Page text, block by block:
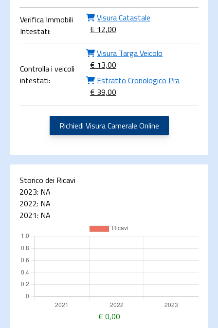
Verifica Immobili
Intestati:
Visura Catastale
€ 12,00
Controlla i veicoli
intestati:
Visura Targa Veicolo
€ 13,00
Estratto Cronologico Pra
€ 39,00
Richiedi Visura Camerale Online
Storico dei Ricavi
2023: NA
2022: NA
2021: NA
€ 0,00